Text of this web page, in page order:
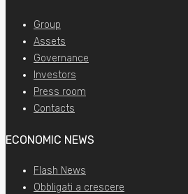
Group
Assets
Governance
Investors
Press room
Contacts
ECONOMIC NEWS
Flash News
Obbligati a crescere